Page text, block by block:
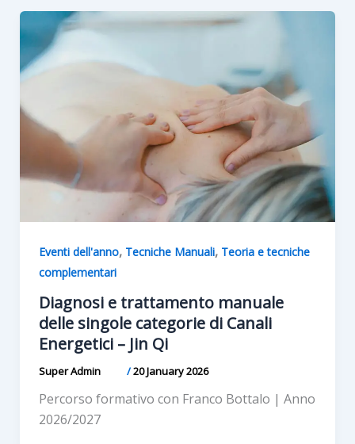
Eventi dell'anno, Tecniche Manuali, Teoria e tecniche
complementari
Diagnosi e trattamento manuale
delle singole categorie di Canali
Energetici – Jin Qi
Super Admin /20 January 2026
Percorso formativo con Franco Bottalo | Anno
2026/2027